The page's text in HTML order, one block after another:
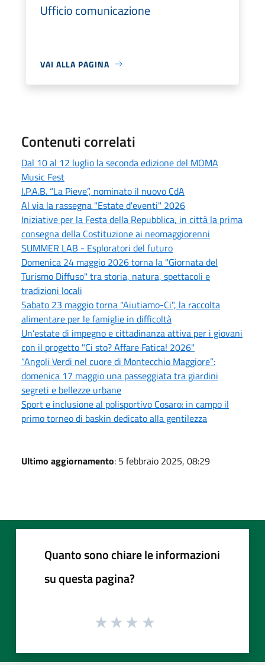
Ufficio comunicazione
VAI ALLA PAGINA
Contenuti correlati
Dal 10 al 12 luglio la seconda edizione del MOMA
Music Fest
I.P.A.B. “La Pieve”, nominato il nuovo CdA
Al via la rassegna "Estate d'eventi" 2026
Iniziative per la Festa della Repubblica, in città la prima
consegna della Costituzione ai neomaggiorenni
SUMMER LAB - Esploratori del futuro
Domenica 24 maggio 2026 torna la "Giornata del
Turismo Diffuso" tra storia, natura, spettacoli e
tradizioni locali
Sabato 23 maggio torna "Aiutiamo-Ci", la raccolta
alimentare per le famiglie in difficoltà
Un’estate di impegno e cittadinanza attiva per i giovani
con il progetto "Ci sto? Affare Fatica! 2026"
“Angoli Verdi nel cuore di Montecchio Maggiore”:
domenica 17 maggio una passeggiata tra giardini
segreti e bellezze urbane
Sport e inclusione al polisportivo Cosaro: in campo il
primo torneo di baskin dedicato alla gentilezza
Ultimo aggiornamento: 5 febbraio 2025, 08:29
Quanto sono chiare le informazioni
su questa pagina?